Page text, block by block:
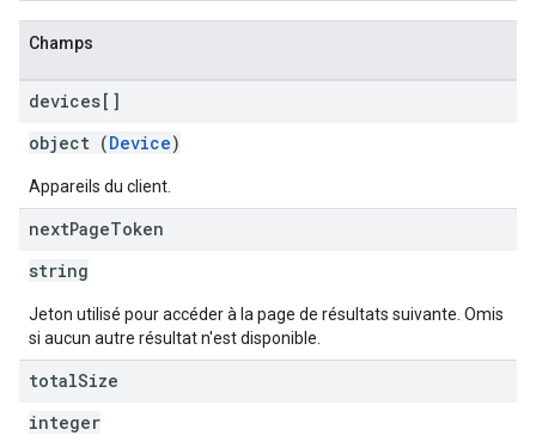
Champs
devices[]
object (Device)
Appareils du client.
nextPageToken
string
Jeton utilisé pour accéder à la page de résultats suivante. Omis
si aucun autre résultat n'est disponible.
totalSize
integer